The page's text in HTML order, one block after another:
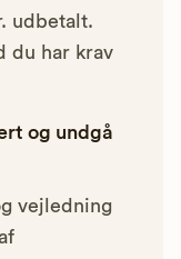
udbetalt.
du har krav
og undgå
vejledning